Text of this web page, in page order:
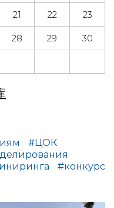
21 22 23
28 29 30
#ЦОК
#конкурс